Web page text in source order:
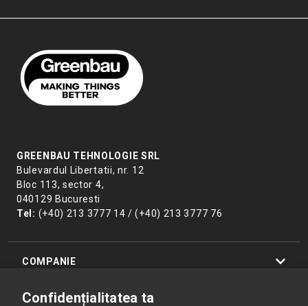
GREENBAU TEHNOLOGIE SRL
Bulevardul Libertatii, nr. 12
Bloc 113, sector 4,
040129 Bucuresti
Tel: (+40) 213 3777 14 / (+40) 213 3777 76
COMPANIE
PRODUSE
Confidențialitatea ta